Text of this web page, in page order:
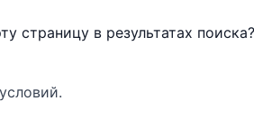
страницу в результатах